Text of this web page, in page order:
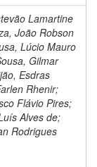
Lamartine
João Robson
Lúcio Mauro
Gilmar
Esdras
Rhenir;
Flávio Pires;
Alves de;
Rodrigues